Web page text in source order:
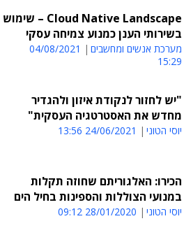
Cloud Native Landscape – שימוש
בשירותי הענן כמנוע צמיחה עסקי
מערכת אנשים ומחשבים
04/08/2021
15:29
"יש לחזור לנקודת איזון ולהגדיר
מחדש את האסטרטגיה העסקית"
יוסי הטוני 24/06/2021 13:56
הכירו: האלגוריתם שחוזה תקלות
במנועי הצוללות והספינות בחיל הים
יוסי הטוני 28/01/2020 09:12